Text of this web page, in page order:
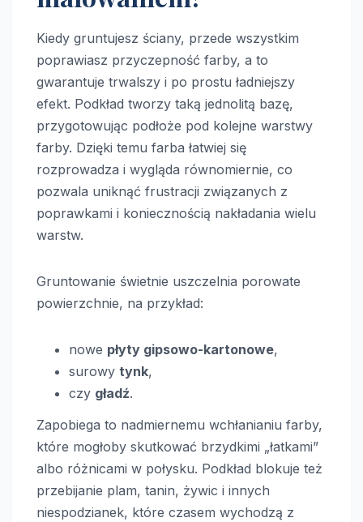
Kiedy gruntujesz ściany, przede wszystkim
poprawiasz przyczepność farby, a to
gwarantuje trwalszy i po prostu ładniejszy
efekt. Podkład tworzy taką jednolitą bazę,
przygotowując podłoże pod kolejne warstwy
farby. Dzięki temu farba łatwiej się
rozprowadza i wygląda równomiernie, co
pozwala uniknąć frustracji związanych z
poprawkami i koniecznością nakładania wielu
warstw.
Gruntowanie świetnie uszczelnia porowate
powierzchnie, na przykład:
nowe płyty gipsowo-kartonowe,
surowy tynk,
czy gładź.
Zapobiega to nadmiernemu wchłanianiu farby,
które mogłoby skutkować brzydkimi „łatkami”
albo różnicami w połysku. Podkład blokuje też
przebijanie plam, tanin, żywic i innych
niespodzianek, które czasem wychodzą z